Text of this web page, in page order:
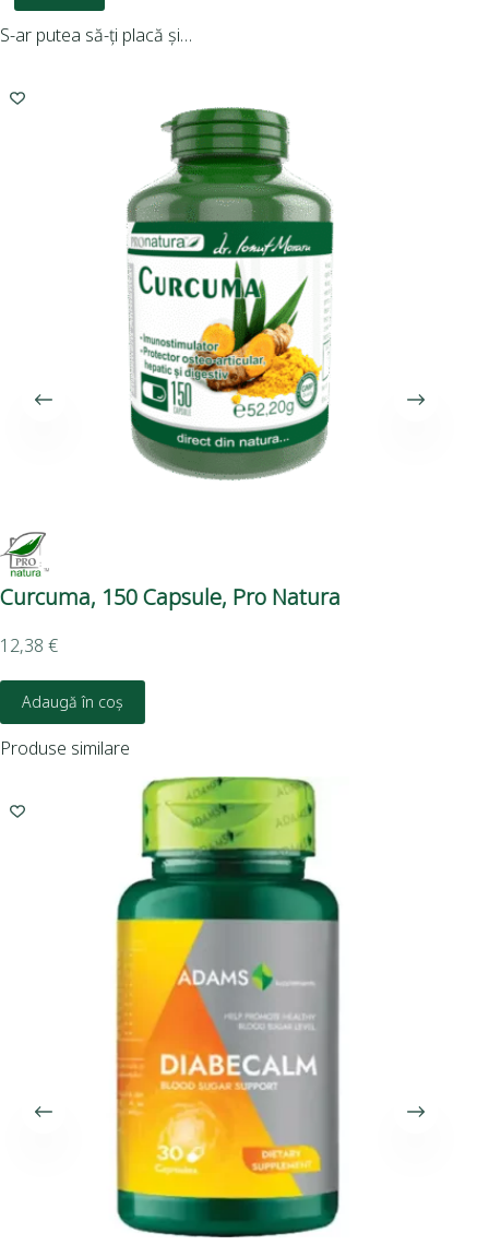
S-ar putea să-ți placă și…
Curcuma, 150 Capsule, Pro Natura
12,38 €
Adaugă în coș
Produse similare